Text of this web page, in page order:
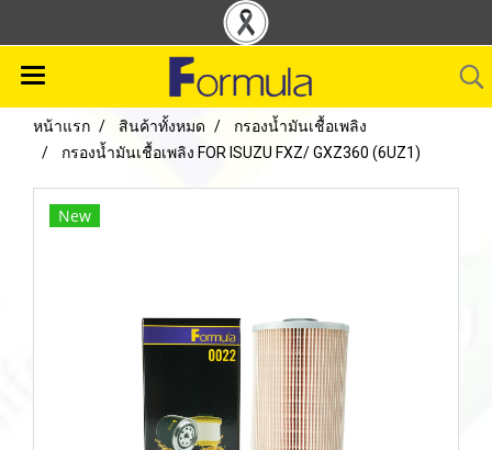
หน้าแรก สินค้าทั้งหมด
กรองน้ำมันเชื้อเพลิง
กรองน้ำมันเชื้อเพลิง FOR ISUZU FXZ/ GXZ360 (6UZ1)
New